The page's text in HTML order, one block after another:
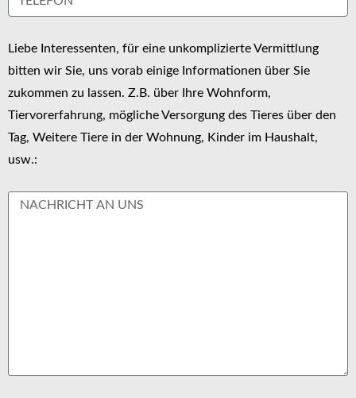
Liebe Interessenten, für eine unkomplizierte Vermittlung
bitten wir Sie, uns vorab einige Informationen über Sie
zukommen zu lassen. Z.B. über Ihre Wohnform,
Tiervorerfahrung, mögliche Versorgung des Tieres über den
Tag, Weitere Tiere in der Wohnung, Kinder im Haushalt,
usw.: